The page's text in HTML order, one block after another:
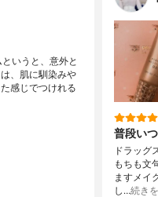
いうと、意外と
、肌に馴染みや
感じでつけれる
普段い
ドラッグ
もちも文
ますメイ
し…続き